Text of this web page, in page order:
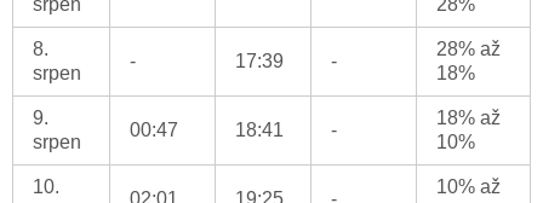
srpen
28%
8.
srpen
- 17:39 -
28% až
18%
9.
srpen
00:47 18:41 -
18% až
10%
10.
10% až